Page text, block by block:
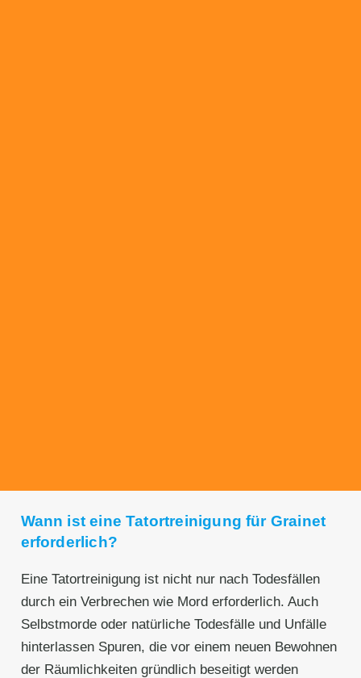
Wann ist eine Tatortreinigung für Grainet
erforderlich?
Eine Tatortreinigung ist nicht nur nach Todesfällen
durch ein Verbrechen wie Mord erforderlich. Auch
Selbstmorde oder natürliche Todesfälle und Unfälle
hinterlassen Spuren, die vor einem neuen Bewohnen
der Räumlichkeiten gründlich beseitigt werden